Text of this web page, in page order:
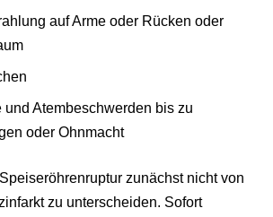
auf Arme oder Rücken oder
und Atembeschwerden bis zu
oder Ohnmacht
zunächst nicht von
zu unterscheiden. Sofort